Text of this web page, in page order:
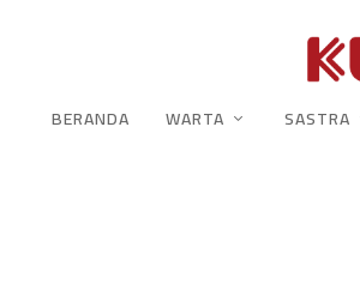
BERANDA WARTA SASTRA